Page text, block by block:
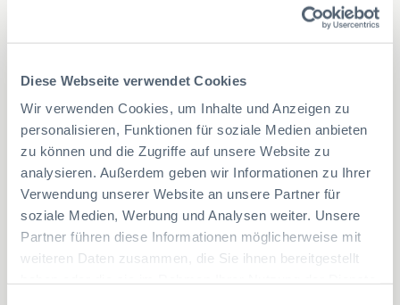
Diese Webseite verwendet Cookies
Wir verwenden Cookies, um Inhalte und Anzeigen zu
personalisieren, Funktionen für soziale Medien anbieten
zu können und die Zugriffe auf unsere Website zu
analysieren. Außerdem geben wir Informationen zu Ihrer
Verwendung unserer Website an unsere Partner für
soziale Medien, Werbung und Analysen weiter. Unsere
Partner führen diese Informationen möglicherweise mit
weiteren Daten zusammen, die Sie ihnen bereitgestellt
Wetter Als regional verankertes Unternehmen ist es
uns ein […]
im Mai 2025